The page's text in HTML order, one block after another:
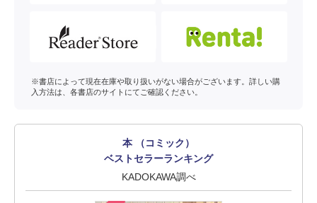
※書店によって現在在庫や取り扱いがない場合がございます。詳しい購
入方法は、各書店のサイトにてご確認ください。
本 （コミック）
ベストセラーランキング
KADOKAWA調べ